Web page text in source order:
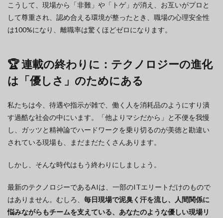
こうして、現場から「非難」や「トゲ」が消え、お互いがプロと
して尊重され、認め合える環境が整ったとき、職場の心理安全性
は100%になり、離職率は驚くほどゼロになります。
🏆 連載の終わりに：テクノロジーの進化
は「優しさ」のためにある
私たちは今、待遇や指示が雑で、働く人を消耗品のようにすり潰
す過酷な社会の中にいます。「他よりマシだから」と不便を我慢
し、ガッツと精神論でハードワークを乗り切るのが美徳と勘違い
されている現場も、まだまだたくさんあります。
しかし、そんな時代はもう終わりにしましょう。
最新のテクノロジーであるAIは、一部のITエリートだけのもので
はありません。むしろ、 毎日現場で泥臭く汗を流し、人間関係に
悩みながらもチームを支えている、あなたのような優しい現場リ